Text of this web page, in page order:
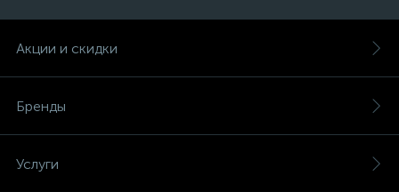
Акции и скидки
Бренды
Услуги